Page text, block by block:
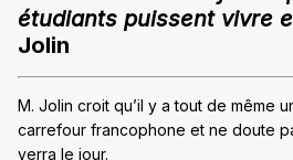
étudiants puissent vivre
Jolin
M. Jolin croit qu’il y a tout de même
carrefour francophone et ne doute
verra le jour.